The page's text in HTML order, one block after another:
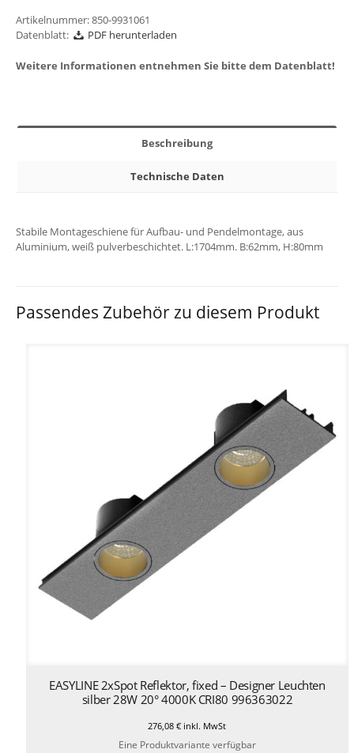
Artikelnummer:850-9931061
Datenblatt:
PDF herunterladen
Weitere Informationen entnehmen Sie bitte dem Datenblatt!
Beschreibung
Technische Daten
Stabile Montageschiene für Aufbau- und Pendelmontage, aus
Aluminium, weiß pulverbeschichtet. L:1704mm. B:62mm, H:80mm
Passendes Zubehör zu diesem Produkt
EASYLINE 2xSpot Reflektor, fixed – Designer Leuchten
silber 28W 20° 4000K CRI80 996363022
276,08€ inkl. MwSt
Eine Produktvariante verfügbar